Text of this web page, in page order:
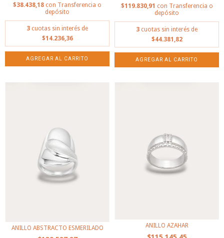
$38.438,18 con Transferencia o
depósito
3 cuotas sin interés de
$14.236,36
AGREGAR AL CARRITO
$119.830,91 con Transferencia o
depósito
3 cuotas sin interés de
$44.381,82
AGREGAR AL CARRITO
ANILLO ABSTRACTO ESMERILADO ANILLO AZAHAR